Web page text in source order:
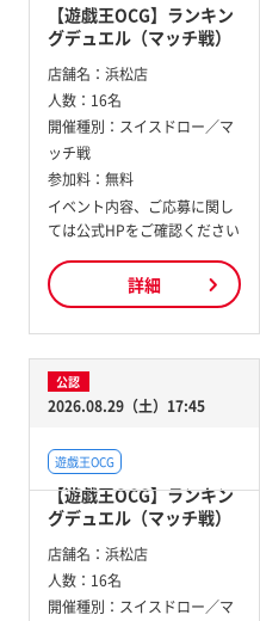
【遊戯王OCG】ランキン
グデュエル（マッチ戦）
店舗名： 浜松店
人数： 16名
開催種別： スイスドロー／マ
ッチ戦
参加料： 無料
イベント内容、ご応募に関し
ては公式HPをご確認ください
詳細
公認
2026.08.29（土）17:45
遊戯王OCG
【遊戯王OCG】ランキン
グデュエル（マッチ戦）
店舗名： 浜松店
人数： 16名
開催種別： スイスドロー／マ